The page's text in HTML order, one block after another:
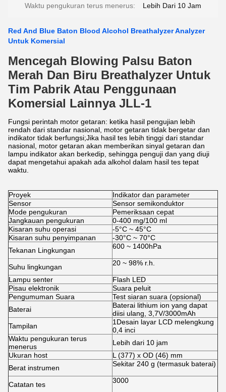
Waktu pengukuran terus menerus: Lebih Dari 10 Jam
Red And Blue Baton Blood Alcohol Breathalyzer Analyzer
Untuk Komersial
Mencegah Blowing Palsu Baton
Merah Dan Biru Breathalyzer Untuk
Tim Pabrik Atau Penggunaan
Komersial Lainnya JLL-1
Fungsi perintah motor getaran: ketika hasil pengujian lebih
rendah dari standar nasional, motor getaran tidak bergetar dan
indikator tidak berfungsi;Jika hasil tes lebih tinggi dari standar
nasional, motor getaran akan memberikan sinyal getaran dan
lampu indikator akan berkedip, sehingga penguji dan yang diuji
dapat mengetahui apakah ada alkohol dalam hasil tes tepat
waktu.
Proyek
Indikator dan parameter
Sensor
Sensor semikonduktor
Mode pengukuran
Pemeriksaan cepat
Jangkauan pengukuran
0-400 mg/100 ml
Kisaran suhu operasi
-5°C ~ 45°C
Kisaran suhu penyimpanan
-30°C ~ 70°C
Tekanan Lingkungan
600 ~ 1400hPa
Suhu lingkungan 20 ~ 98% r.h.
Lampu senter
Flash LED
Pisau elektronik
Suara peluit
Pengumuman Suara
Test siaran suara (opsional)
Baterai
Baterai lithium ion yang dapat
diisi ulang, 3,7V/3000mAh
Tampilan
1Desain layar LCD melengkung
0,4 inci
Waktu pengukuran terus
menerus
Lebih dari 10 jam
Ukuran host
L (377) x OD (46) mm
Berat instrumen
Sekitar 240 g (termasuk baterai)
Catatan tes 3000